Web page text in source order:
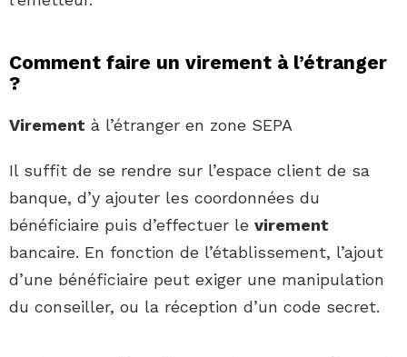
Comment faire un virement à l’étranger
?
Virement à l’étranger en zone SEPA
Il suffit de se rendre sur l’espace client de sa
banque, d’y ajouter les coordonnées du
bénéficiaire puis d’effectuer le virement
bancaire. En fonction de l’établissement, l’ajout
d’une bénéficiaire peut exiger une manipulation
du conseiller, ou la réception d’un code secret.